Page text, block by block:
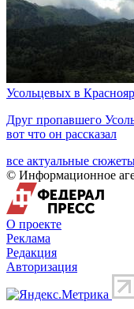
Усольцевых в
Друг пропавшего
вот что он рассказал
все актуальные
© Информационное
О проекте
Реклама
Редакция
Авторизация